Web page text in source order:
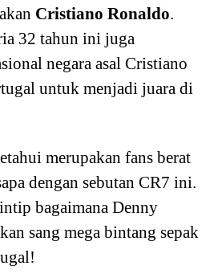
Cristiano Ronaldo.
32 tahun ini juga
negara asal Cristiano
untuk menjadi juara di
merupakan fans berat
dengan sebutan CR7 ini.
bagaimana Denny
sang mega bintang sepak